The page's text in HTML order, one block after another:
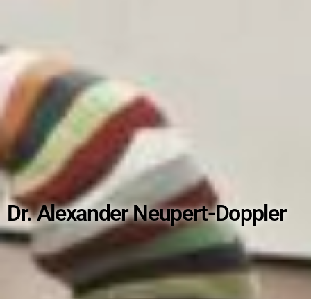
Dr. Alexander Neupert-Doppler